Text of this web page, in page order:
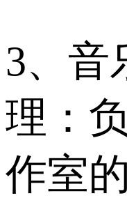
3、音
理：
作室